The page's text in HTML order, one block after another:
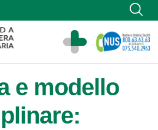
Maria di Terni
e modello